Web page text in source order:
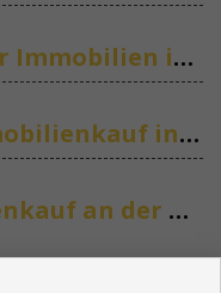
Ihr deutscher Makler für Immobilien in Marbella
Due Diligence beim Immobilienkauf in Spanien
Steuern beim Immobilienkauf an der Costa del Sol